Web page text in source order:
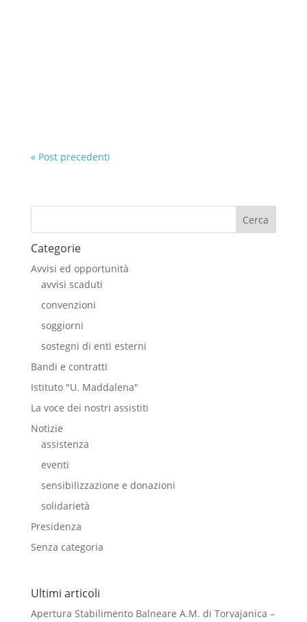
« Post precedenti
Cerca
Categorie
Avvisi ed opportunità
avvisi scaduti
convenzioni
soggiorni
sostegni di enti esterni
Bandi e contratti
Istituto "U. Maddalena"
La voce dei nostri assistiti
Notizie
assistenza
eventi
sensibilizzazione e donazioni
solidarietà
Presidenza
Senza categoria
Ultimi articoli
Apertura Stabilimento Balneare A.M. di Torvajanica –